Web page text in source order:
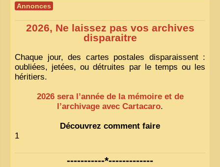
Annonces
2026, Ne laissez pas vos archives
disparaitre
Chaque jour, des cartes postales disparaissent :
oubliées, jetées, ou détruites par le temps ou les
héritiers.
2026 sera l’année de la mémoire et de
l’archivage avec Cartacaro.
Découvrez comment faire
1
-----------*-------------